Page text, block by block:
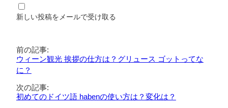
新しい投稿をメールで受け取る
前の記事:
ウィーン観光 挨拶の仕方は？グリュース ゴットってな
に？
次の記事:
初めてのドイツ語 habenの使い方は？変化は？